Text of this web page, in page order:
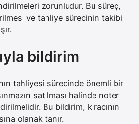
zorunludur. Bu süreç,
ve tahliye sürecinin takibi
bildirim
tahliyesi sürecinde önemli bir
satılması halinde noter
Bu bildirim, kiracının
olanak tanır.